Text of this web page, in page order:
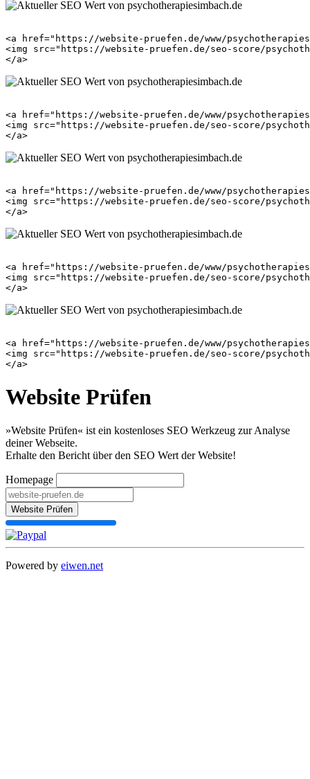
<a href="https://website-pruefen.de/www/
<img src="https://website-pruefen.de/seo-score/
<a href="https://website-pruefen.de/www/
<img src="https://website-pruefen.de/seo-score/
<a href="https://website-pruefen.de/www/
<img src="https://website-pruefen.de/seo-score/
<a href="https://website-pruefen.de/www/
<img src="https://website-pruefen.de/seo-score/
<a href="https://website-pruefen.de/www/
<img src="https://website-pruefen.de/seo-score/
Website Prüfen
»Website Prüfen« ist ein kostenloses SEO Werkzeug zur Analyse
deiner Webseite.
Erhalte den Bericht über den SEO Wert der Website!
Homepage
Website Prüfen
Powered by eiwen.net